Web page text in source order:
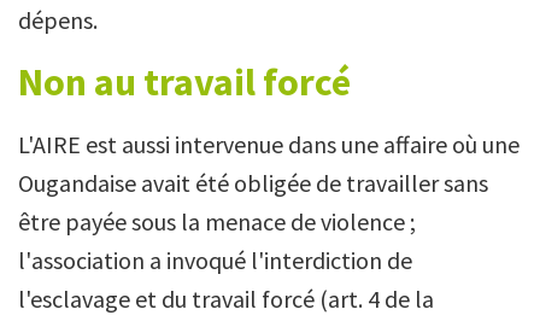
dépens.
Non au travail forcé
L'AIRE est aussi intervenue dans une affaire où une
Ougandaise avait été obligée de travailler sans
être payée sous la menace de violence ;
l'association a invoqué l'interdiction de
l'esclavage et du travail forcé (art. 4 de la